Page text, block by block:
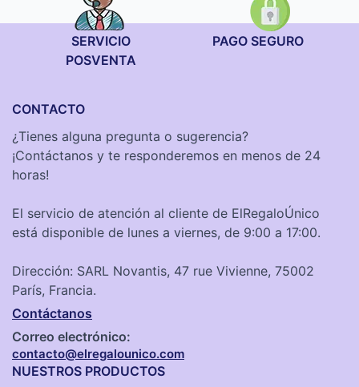
SERVICIO
POSVENTA
PAGO SEGURO
CONTACTO
¿Tienes alguna pregunta o sugerencia?
¡Contáctanos y te responderemos en menos de 24
horas!
El servicio de atención al cliente de ElRegaloÚnico
está disponible de lunes a viernes, de 9:00 a 17:00.
Dirección: SARL Novantis, 47 rue Vivienne, 75002
París, Francia.
Contáctanos
Correo electrónico:
contacto@elregalounico.com
NUESTROS PRODUCTOS